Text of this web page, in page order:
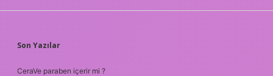
SIDEBAR
Son Yazılar
CeraVe paraben içerir mi ?